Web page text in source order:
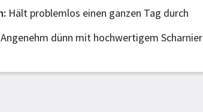
Hält problemlos einen ganzen Tag durch
Angenehm dünn mit hochwertigem Scharnier